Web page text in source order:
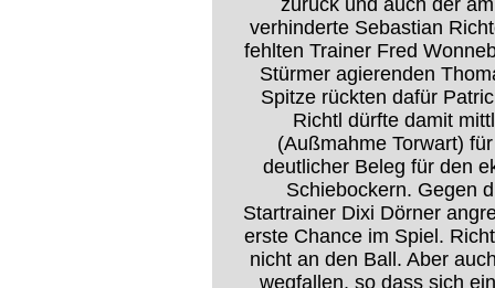
zurück und auch der
verhinderte Sebastian
fehlten Trainer Fred
Stürmer agierenden
Spitze rückten dafür
Richtl dürfte damit
(Außmahme Torwart)
deutlicher Beleg für den
Schiebockern. Gegen
Startrainer Dixi Dörner
erste Chance im Spiel.
nicht an den Ball. Aber
wegfallen, so dass sich